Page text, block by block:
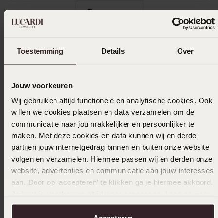
Toestemming Details Over
Jouw voorkeuren
Wij gebruiken altijd functionele en analytische cookies. Ook
willen we cookies plaatsen en data verzamelen om de
communicatie naar jou makkelijker en persoonlijker te
maken. Met deze cookies en data kunnen wij en derde
partijen jouw internetgedrag binnen en buiten onze website
volgen en verzamelen. Hiermee passen wij en derden onze
website, advertenties en communicatie aan jouw interesses
aan. Door op ‘accepteren’ te klikken ga je hiermee akkoord.
over in onscookiebeleid.
Toon meer
Ook leuk voor jou